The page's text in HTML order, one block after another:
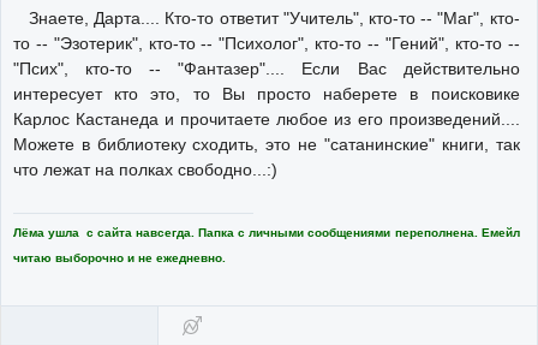
Знаете, Дарта.... Кто-то ответит "Учитель", кто-то -- "Маг", кто-
то -- "Эзотерик", кто-то -- "Психолог", кто-то -- "Гений", кто-то --
"Псих", кто-то -- "Фантазер".... Если Вас действительно
интересует кто это, то Вы просто наберете в поисковике
Карлос Кастанеда и прочитаете любое из его произведений....
Можете в библиотеку сходить, это не "сатанинские" книги, так
что лежат на полках свободно...:)
Лёма ушла с сайта навсегда. Папка с личными сообщениями переполнена. Емейл
читаю выборочно и не ежедневно.